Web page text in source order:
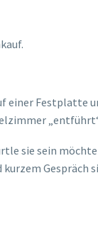
einer Festplatte
sie sein möchte
Gespräch